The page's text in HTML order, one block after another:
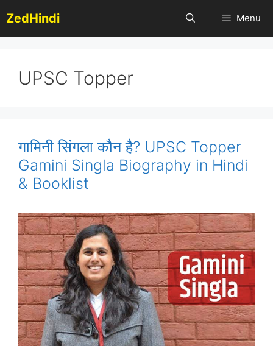
to
content
ZedHindi Menu
UPSC Topper
गामिनी सिंगला कौन है? UPSC Topper
Gamini Singla Biography in Hindi
& Booklist